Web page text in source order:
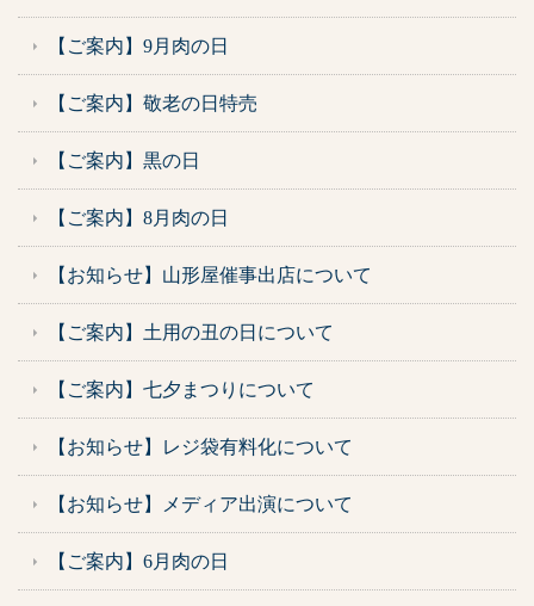
【ご案内】9月肉の日
【ご案内】敬老の日特売
【ご案内】黒の日
【ご案内】8月肉の日
【お知らせ】山形屋催事出店について
【ご案内】土用の丑の日について
【ご案内】七夕まつりについて
【お知らせ】レジ袋有料化について
【お知らせ】メディア出演について
【ご案内】6月肉の日